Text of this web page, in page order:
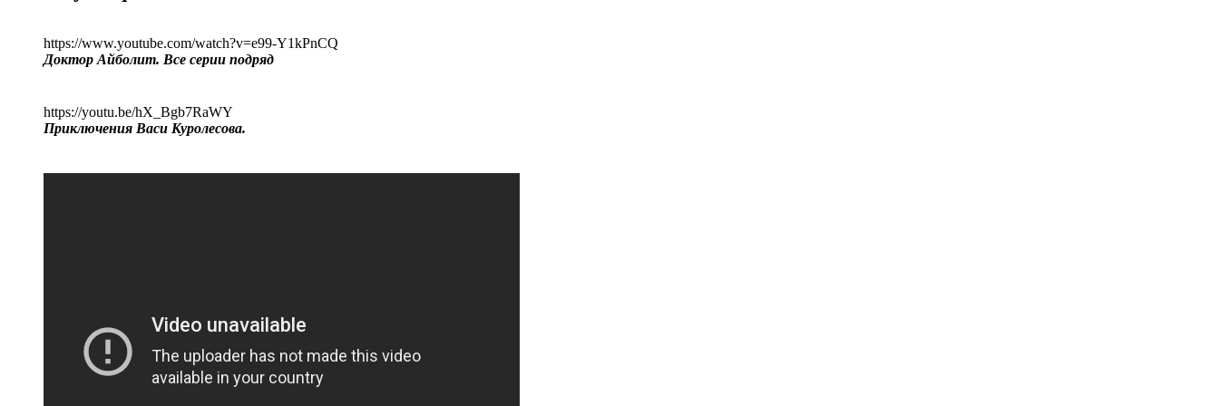
https://www.youtube.com/watch?v=e99-Y1kPnCQ
Доктор Айболит. Все серии подряд
https://youtu.be/hX_Bgb7RaWY
Приключения Васи Куролесова.